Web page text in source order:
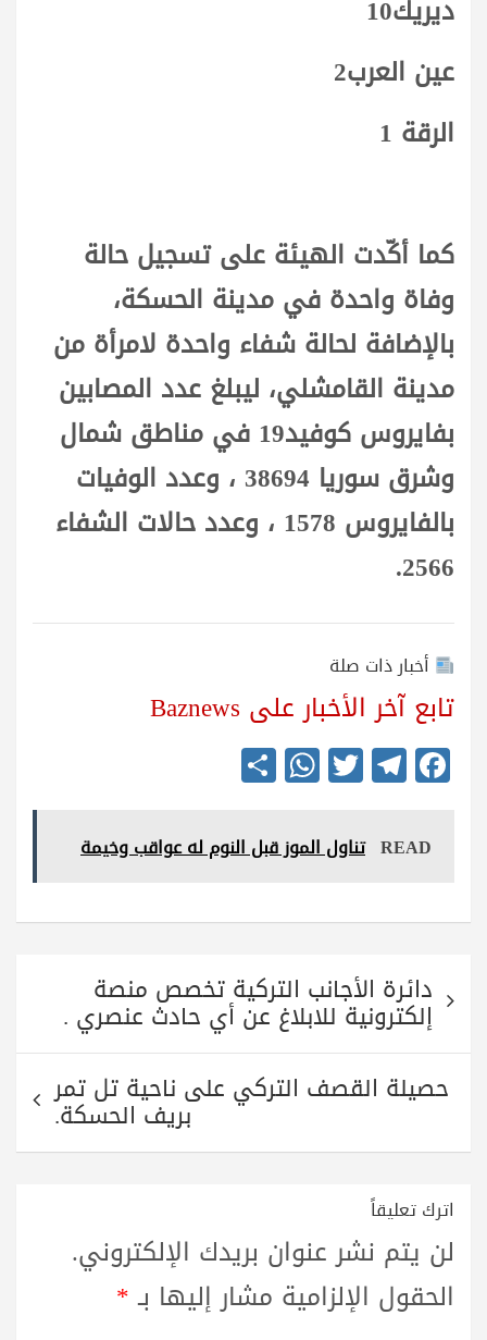
ديريك10
عين العرب2
الرقة 1
كما أكّدت الهيئة على تسجيل حالة
وفاة واحدة في مدينة الحسكة،
بالإضافة لحالة شفاء واحدة لامرأة من
مدينة القامشلي، ليبلغ عدد المصابين
بفايروس كوفيد19 في مناطق شمال
وشرق سوريا 38694 ، وعدد الوفيات
بالفايروس 1578 ، وعدد حالات الشفاء
2566.
أخبار ذات صلة
تابع آخر الأخبار على Baznews
Fa
ce
bo
ok
Te
le
gr
a
m
T
wi
tte
r
W
ha
ts
A
pp
re READ تناول الموز قبل النوم له عواقب وخيمة
المقالات
دائرة الأجانب التركية تخصص منصة
إلكترونية للابلاغ عن أي حادث عنصري .
حصيلة القصف التركي على ناحية تل تمر
بريف الحسكة.
اترك تعليقاً
لن يتم نشر عنوان بريدك الإلكتروني.
الحقول الإلزامية مشار إليها بـ*